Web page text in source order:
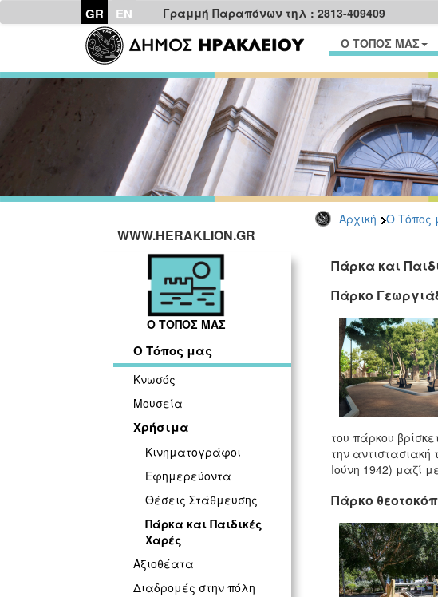
GR EN Γραμμή Παραπόνων τηλ : 2813-409409
Ο ΤΟΠΟΣ ΜΑΣ
Αρχική Ο Τόπος
WWW.HERAKLION.GR
Ο ΤΟΠΟΣ ΜΑΣ
Ο Τόπος μας
Κνωσός
Μουσεία
Χρήσιμα
Κινηματογράφοι
Εφημερεύοντα
Θέσεις Στάθμευσης
Πάρκα και Παιδικές
Χαρές
Αξιοθέατα
Διαδρομές στην πόλη
Πάρκα και
Πάρκο
του πάρκου
την
Ιούνη 1942) μαζί
Πάρκο